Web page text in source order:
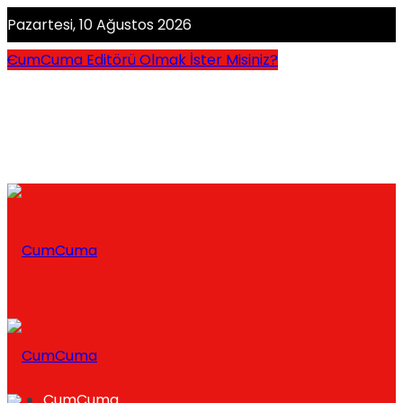
Pazartesi, 10 Ağustos 2026
CumCuma Editörü Olmak İster Misiniz?